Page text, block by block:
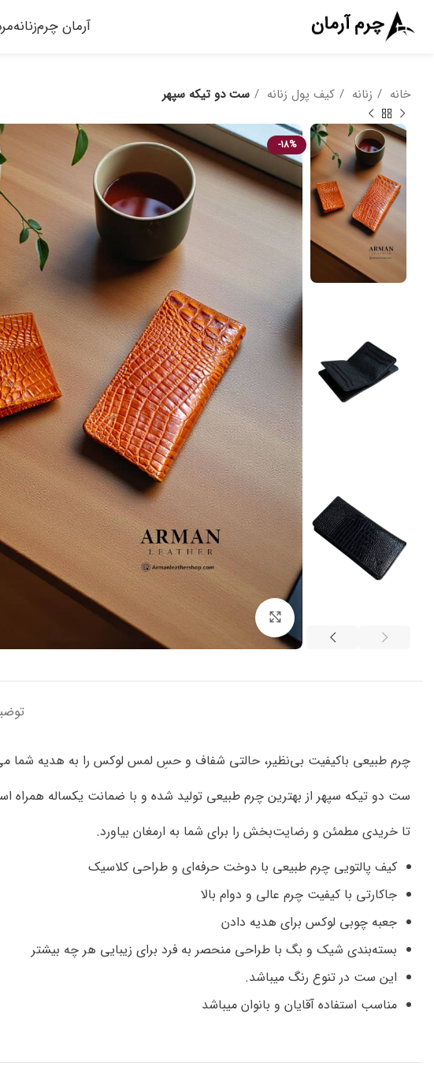
آرمان چرمزنانه
خانه زنانه کیف پول زنانه ست دو تیکه سپهر
-18%
چرم طبیعی باکیفیت بی‌نظیر، حالتی شفاف و حسِ لمس لوکس را به هدیه شما
ست دو تیکه سپهر از بهترین چرم طبیعی تولید شده و با ضمانت یکساله همراه
تا خریدی مطمئن و رضایت‌بخش را برای شما به ارمغان بیاورد.
کیف پالتویی چرم طبیعی با دوخت حرفه‌ای و طراحی کلاسیک
جاکارتی با کیفیت چرم عالی و دوام بالا
جعبه چوبی لوکس برای هدیه دادن
بسته‌بندی شیک و بگ با طراحی منحصر به فرد برای زیبایی هر چه بیشتر
این ست در تنوع رنگ میباشد.
مناسب استفاده آقایان و بانوان میباشد